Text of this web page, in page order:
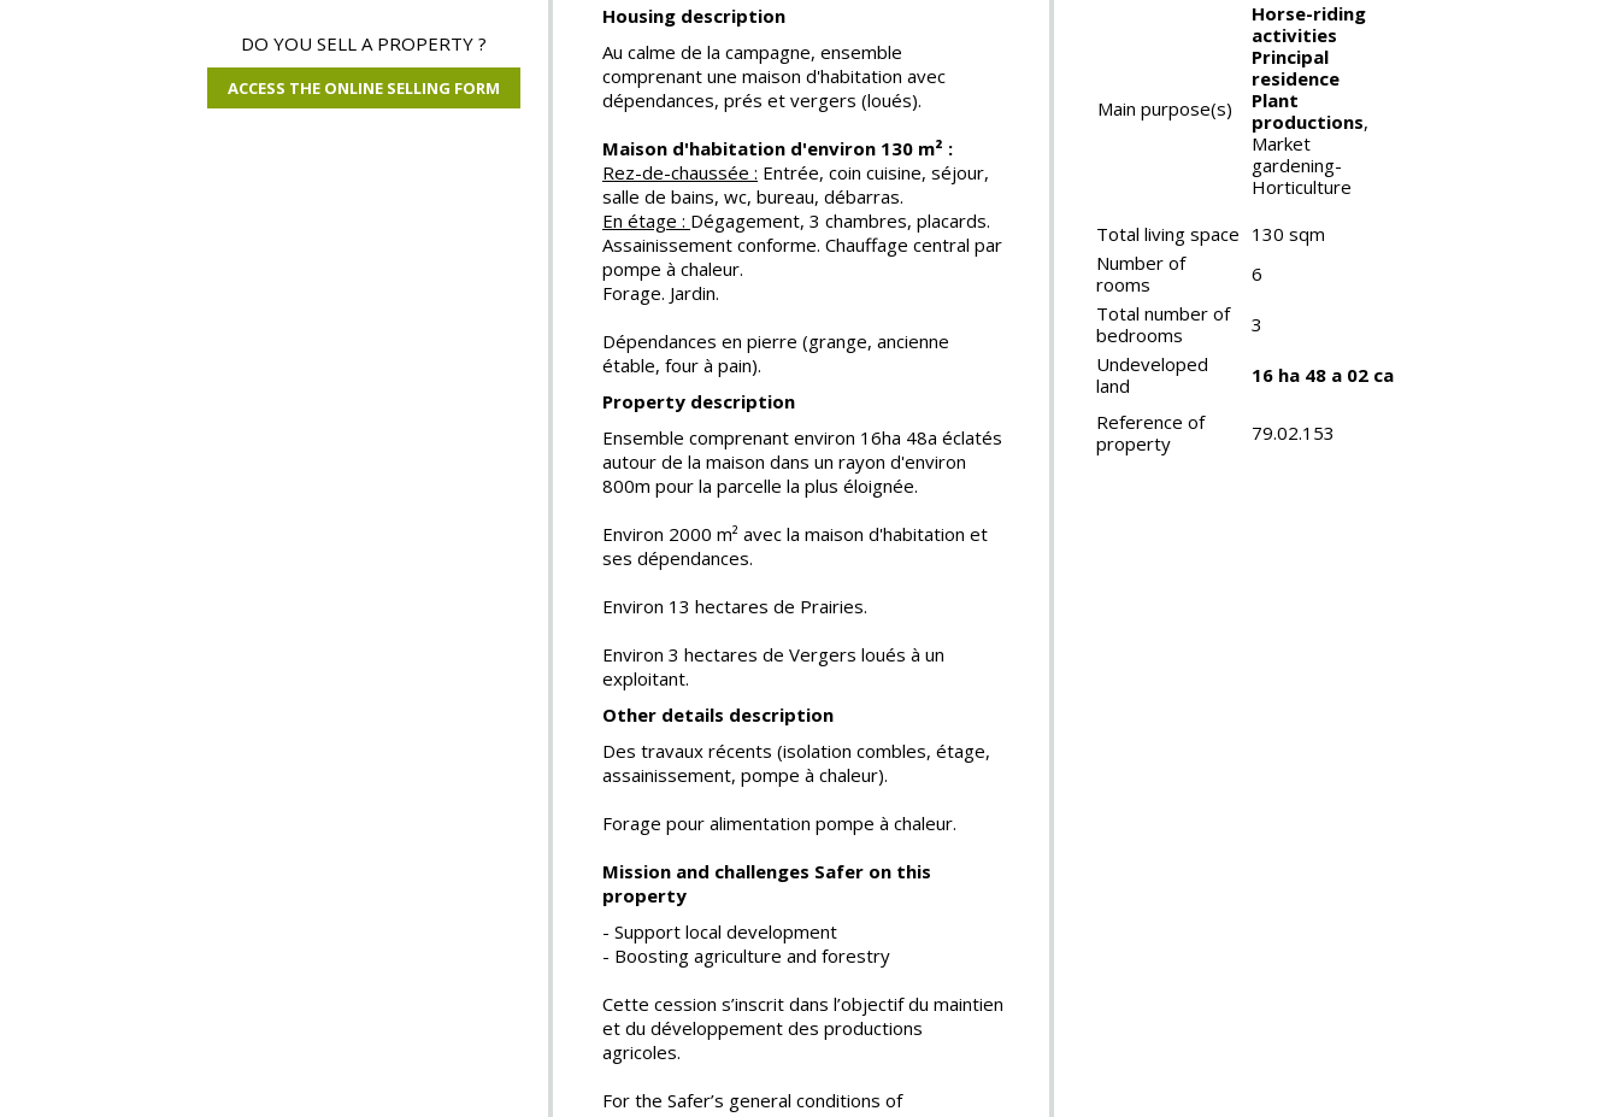
DO YOU SELL A PROPERTY ?
ACCESS THE ONLINE SELLING FORM
Housing description
Au calme de la campagne, ensemble
comprenant une maison d'habitation avec
dépendances, prés et vergers (loués).
Maison d'habitation d'environ 130 m² :
Rez-de-chaussée : Entrée, coin cuisine, séjour,
salle de bains, wc, bureau, débarras.
En étage : Dégagement, 3 chambres, placards.
Assainissement conforme. Chauffage central par
pompe à chaleur.
Forage. Jardin.
Dépendances en pierre (grange, ancienne
étable, four à pain).
Property description
Ensemble comprenant environ 16ha 48a éclatés
autour de la maison dans un rayon d'environ
800m pour la parcelle la plus éloignée.
Environ 2000 m² avec la maison d'habitation et
ses dépendances.
Environ 13 hectares de Prairies.
Environ 3 hectares de Vergers loués à un
exploitant.
Other details description
Des travaux récents (isolation combles, étage,
assainissement, pompe à chaleur).
Forage pour alimentation pompe à chaleur.
Mission and challenges Safer on this
property
- Support local development
- Boosting agriculture and forestry
Cette cession s’inscrit dans l’objectif du maintien
et du développement des productions
agricoles.
For the Safer’s general conditions of
Main purpose(s)
Horse-riding
activities
Principal
residence
Plant
productions,
Market
gardening-
Horticulture
Total living space 130 sqm
Number of
rooms
6
Total number of
bedrooms
3
Undeveloped
land
16 ha 48 a 02 ca
Reference of
property
79.02.153